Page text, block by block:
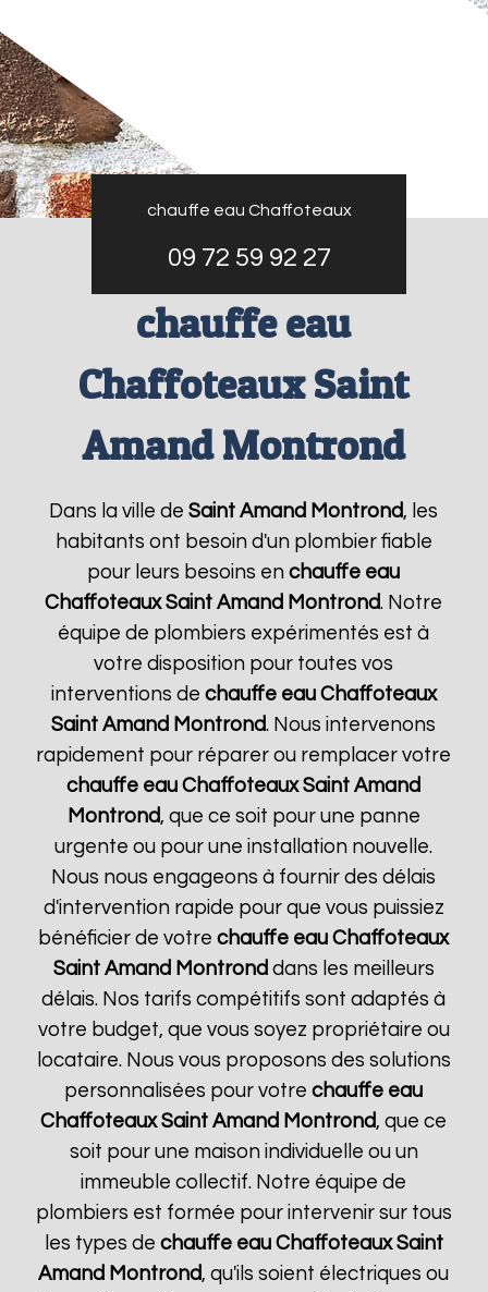
chauffe eau Chaffoteaux
09 72 59 92 27
chauffe eau
Chaffoteaux Saint
Amand Montrond
Dans la ville deSaint Amand Montrond, les
habitants ont besoin d'un plombier fiable
pour leurs besoins enchauffe eau
Chaffoteaux Saint Amand Montrond. Notre
équipe de plombiers expérimentés est à
votre disposition pour toutes vos
interventions de chauffe eau Chaffoteaux
Saint Amand Montrond. Nous intervenons
rapidement pour réparer ou remplacer votre
chauffe eau Chaffoteaux Saint Amand
Montrond, que ce soit pour une panne
urgente ou pour une installation nouvelle.
Nous nous engageons à fournir des délais
d'intervention rapide pour que vous puissiez
bénéficier de votrechauffe eau Chaffoteaux
Saint Amand Montrond dans les meilleurs
délais. Nos tarifs compétitifs sont adaptés à
votre budget, que vous soyez propriétaire ou
locataire. Nous vous proposons des solutions
personnalisées pour votrechauffe eau
Chaffoteaux Saint Amand Montrond, que ce
soit pour une maison individuelle ou un
immeuble collectif. Notre équipe de
plombiers est formée pour intervenir sur tous
les types de chauffe eau Chaffoteaux Saint
Amand Montrond, qu'ils soient électriques ou